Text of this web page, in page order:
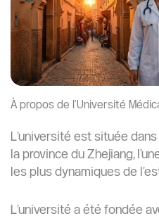
À propos de l’Université
L’université est située
la province du Zhejiang,
les plus dynamiques de
L’université a été fondée